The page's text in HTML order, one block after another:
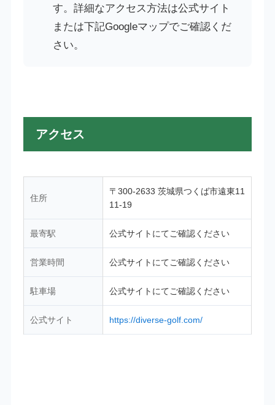
す。詳細なアクセス方法は公式サイト
または下記Googleマップでご確認くだ
さい。
アクセス
住所
〒300-2633 茨城県つくば市遠東11
11-19
最寄駅 公式サイトにてご確認ください
営業時間 公式サイトにてご確認ください
駐車場 公式サイトにてご確認ください
公式サイト https://diverse-golf.com/